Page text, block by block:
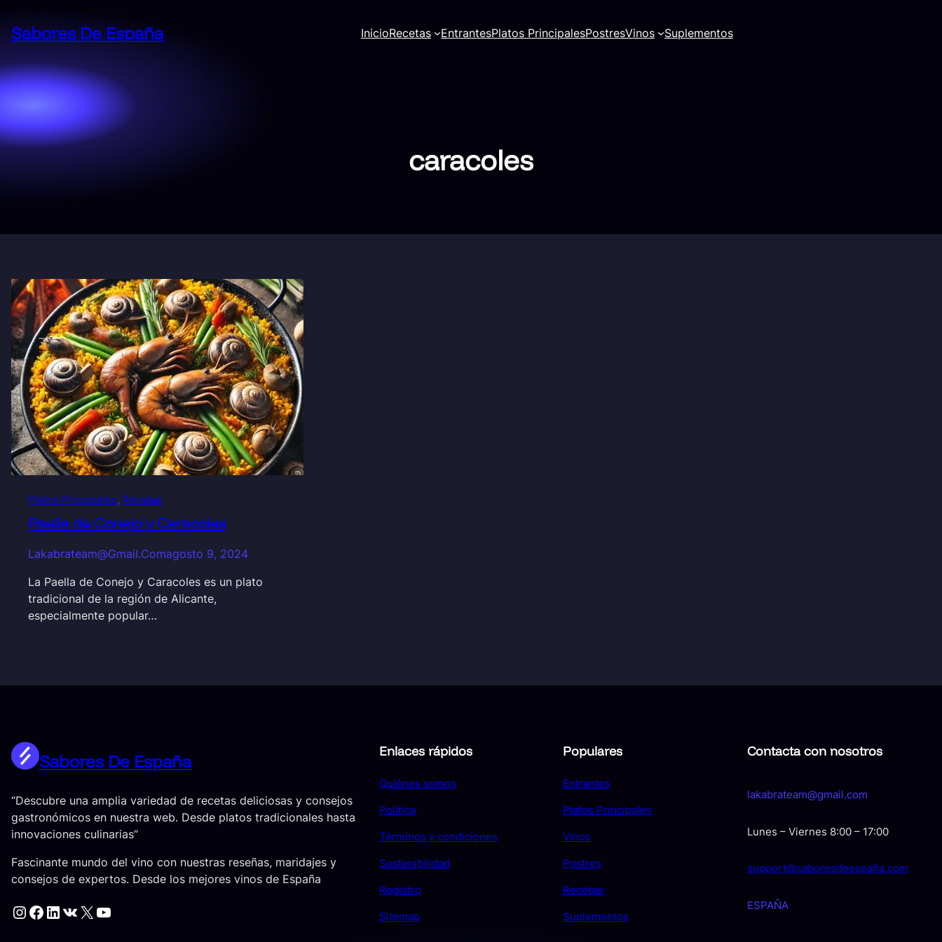
contenido
Sabores De España InicioRecetas EntrantesPlatos PrincipalesPostresVinos Suplementos
caracoles
Platos Principales, Recetas
Paella de Conejo y Caracoles
Lakabrateam@gmail.comagosto 9, 2024
La Paella de Conejo y Caracoles es un plato
tradicional de la región de Alicante,
especialmente popular…
Sabores De España
“Descubre una amplia variedad de recetas deliciosas y consejos
gastronómicos en nuestra web. Desde platos tradicionales hasta
innovaciones culinarias”
Fascinante mundo del vino con nuestras reseñas, maridajes y
consejos de expertos. Desde los mejores vinos de España
Instagram Facebook LinkedIn VK X YouTube
Enlaces rápidos
Quiénes somos
Política
Términos y condiciones
Sostenibilidad
Registro
Sitemap
Populares
Entrantes
Platos Principales
Vinos
Postres
Recetas
Suplementos
Contacta con nosotros
lakabrateam@gmail.com
Lunes – Viernes 8:00 – 17:00
support@saboresdeespaña.com
ESPAÑA